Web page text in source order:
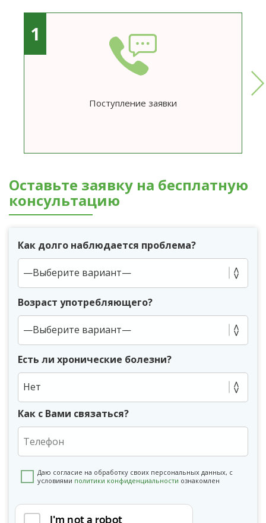
1
Поступление заявки
Оставьте заявку на бесплатную
консультацию
Как долго наблюдается проблема?
Возраст употребляющего?
Есть ли хронические болезни?
Нет
Как с Вами связаться?
Даю согласие на обработку своих персональных данных, с
условиями политики конфиденциальности ознакомлен